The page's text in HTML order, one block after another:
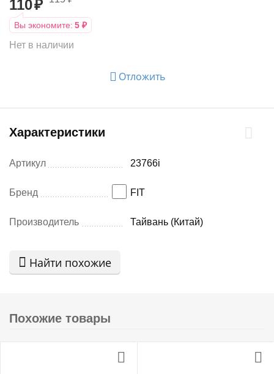
110₽
Вы экономите: 5 ₽
Нет в наличии
Отложить
Характеристики
Артикул 23766i
Бренд FIT
Производитель Тайвань (Китай)
Найти похожие
Похожие товары